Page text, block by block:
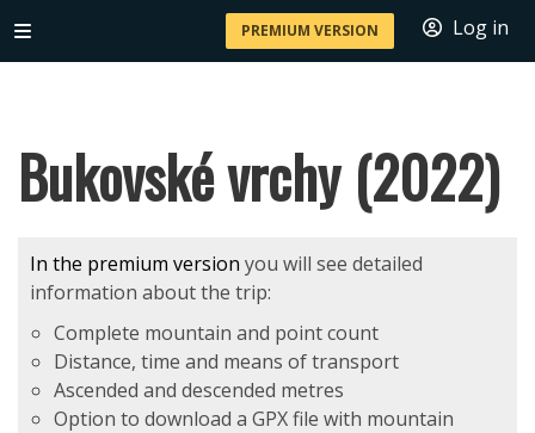
PREMIUM VERSION Log in
Bukovské vrchy (2022)
In the premium version you will see detailed
information about the trip:
Complete mountain and point count
Distance, time and means of transport
Ascended and descended metres
Option to download a GPX file with mountain